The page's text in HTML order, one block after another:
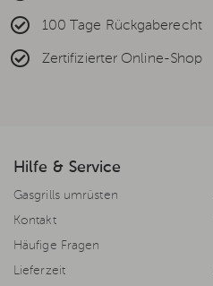
100 Tage Rückgaberecht
Zertifizierter Online-Shop
Hilfe & Service
Gasgrills umrüsten
Kontakt
Häufige Fragen
Lieferzeit